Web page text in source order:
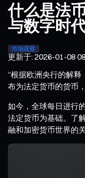
什么是法
与数字时
市场观察
更新于:2026-01-08
“根据欧洲央行的解
布为法定货币的货币
如今，全球每日进行
法定货币为基础。了
融和加密货币世界的